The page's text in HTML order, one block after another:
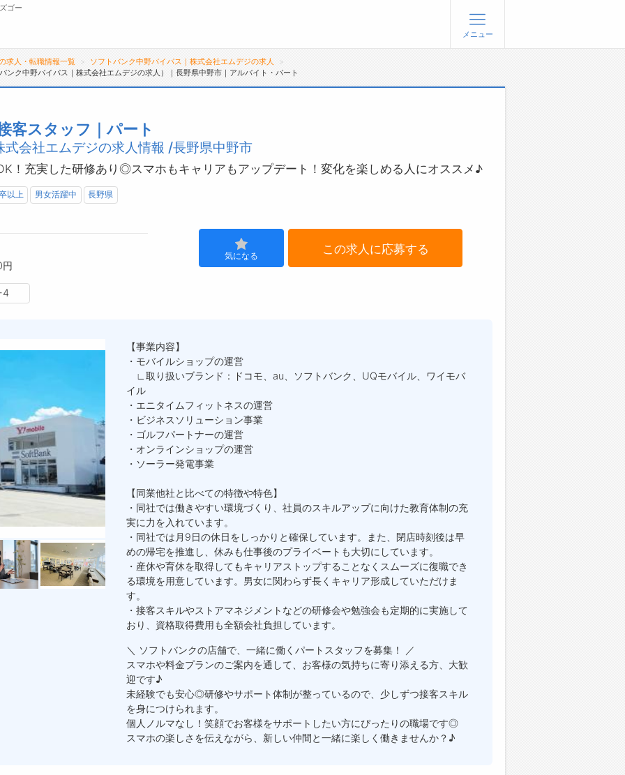
無料会員登録
転職支援サービス
転職ノウハウ(応募書類の書き方・面接対策な
転職・採用コラム
お問い合わせ
ゴー
メニュー
求人・転職情報一覧
ソフトバンク中野バイパス｜株式会社エムデジの求人
ンク中野バイパス｜株式会社エムデジの求人）｜長野県中野市｜アルバイト・パート
客スタッフ｜パート
会社エムデジの求人情報 /長野県中野市
！充実した研修あり◎スマホもキャリアもアップデート！変化を楽しめる人にオススメ♪
以上 男女活躍中 長野県
4
気になる この求人に応募する
【事業内容】
・モバイルショップの運営
∟取り扱いブランド：ドコモ、au、ソフトバンク、UQモバイル、ワイモバ
イル
・エニタイムフィットネスの運営
・ビジネスソリューション事業
・ゴルフパートナーの運営
・オンラインショップの運営
・ソーラー発電事業
【同業他社と比べての特徴や特色】
・同社では働きやすい環境づくり、社員のスキルアップに向けた教育体制の充
実に力を入れています。
・同社では月9日の休日をしっかりと確保しています。また、閉店時刻後は早
めの帰宅を推進し、休みも仕事後のプライベートも大切にしています。
・産休や育休を取得してもキャリアストップすることなくスムーズに復職でき
る環境を用意しています。男女に関わらず長くキャリア形成していただけま
す。
・接客スキルやストアマネジメントなどの研修会や勉強会も定期的に実施して
おり、資格取得費用も全額会社負担しています。
＼ ソフトバンクの店舗で、一緒に働くパートスタッフを募集！ ／
スマホや料金プランのご案内を通して、お客様の気持ちに寄り添える方、大歓
迎です♪
未経験でも安心◎研修やサポート体制が整っているので、少しずつ接客スキル
を身につけられます。
個人ノルマなし！笑顔でお客様をサポートしたい方にぴったりの職場です◎
スマホの楽しさを伝えながら、新しい仲間と一緒に楽しく働きませんか？♪